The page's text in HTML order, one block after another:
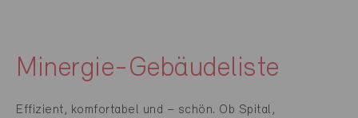
Minergie-Gebäudeliste
Effizient, komfortabel und – schön. Ob Spital,